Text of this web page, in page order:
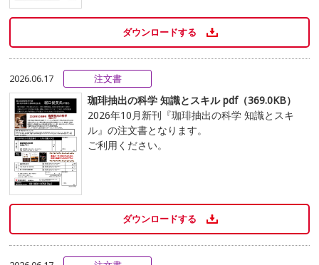
ダウンロードする
2026.06.17 注文書
珈琲抽出の科学 知識とスキル pdf（369.0KB）
2026年10月新刊『珈琲抽出の科学 知識とスキ
ル』の注文書となります。
ご利用ください。
ダウンロードする